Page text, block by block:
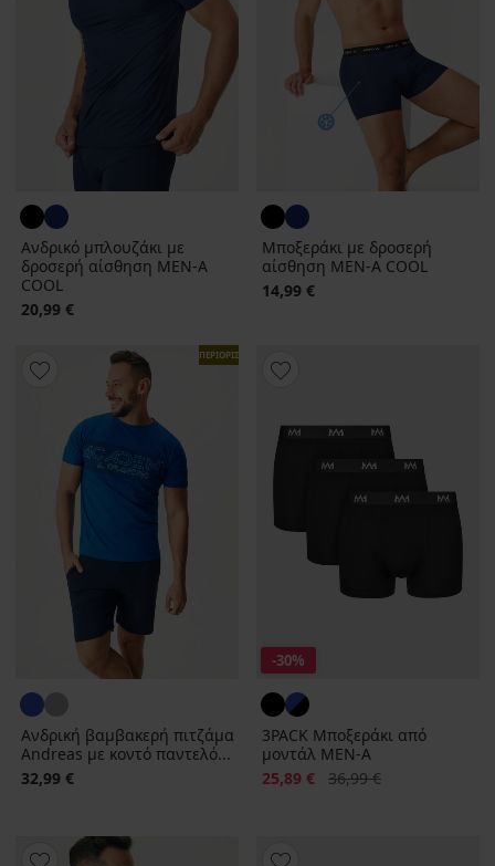
Ανδρικό μπλουζάκι με
δροσερή αίσθηση MEN‑A
COOL
20,99 €
Μποξεράκι με δροσερή
αίσθηση MEN-A COOL
14,99 €
ΠΕΡΙΟΡΙΣΜΕΝΑ
Ανδρική βαμβακερή πιτζάμα
Andreas με κοντό παντελό...
32,99 €
-30%
3PACK Μποξεράκι από
μοντάλ MEN-A
Έκπτωση
25,89 € Αρχική τιμή
36,99 €